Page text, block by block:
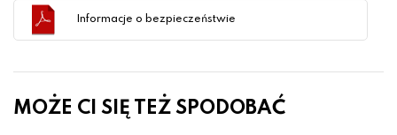
Informacje o bezpieczeństwie
MOŻE CI SIĘ TEŻ SPODOBAĆ